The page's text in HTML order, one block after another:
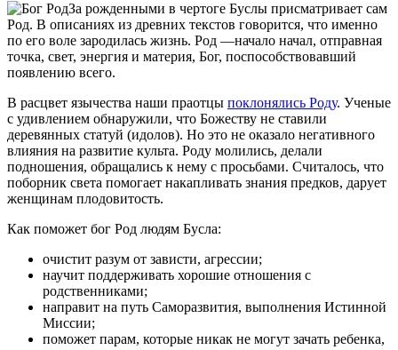
За рожденными в чертоге Буслы присматривает сам
Род. В описаниях из древних текстов говорится, что именно
по его воле зародилась жизнь. Род —начало начал, отправная
точка, свет, энергия и материя, Бог, поспособствовавший
появлению всего.
В расцвет язычества наши праотцы поклонялись Роду. Ученые
с удивлением обнаружили, что Божеству не ставили
деревянных статуй (идолов). Но это не оказало негативного
влияния на развитие культа. Роду молились, делали
подношения, обращались к нему с просьбами. Считалось, что
поборник света помогает накапливать знания предков, дарует
женщинам плодовитость.
Как поможет бог Род людям Бусла:
очистит разум от зависти, агрессии;
научит поддерживать хорошие отношения с
родственниками;
направит на путь Саморазвития, выполнения Истинной
Миссии;
поможет парам, которые никак не могут зачать ребенка,